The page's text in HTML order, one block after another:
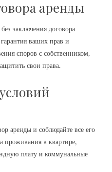
аренды
заключения договора
ваших прав и
споров с собственником,
свои права.
аренды и соблюдайте все его
проживания в квартире,
плату и коммунальные